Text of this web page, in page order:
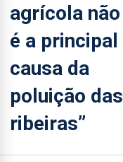
agrícola não
é a principal
causa da
poluição das
ribeiras”